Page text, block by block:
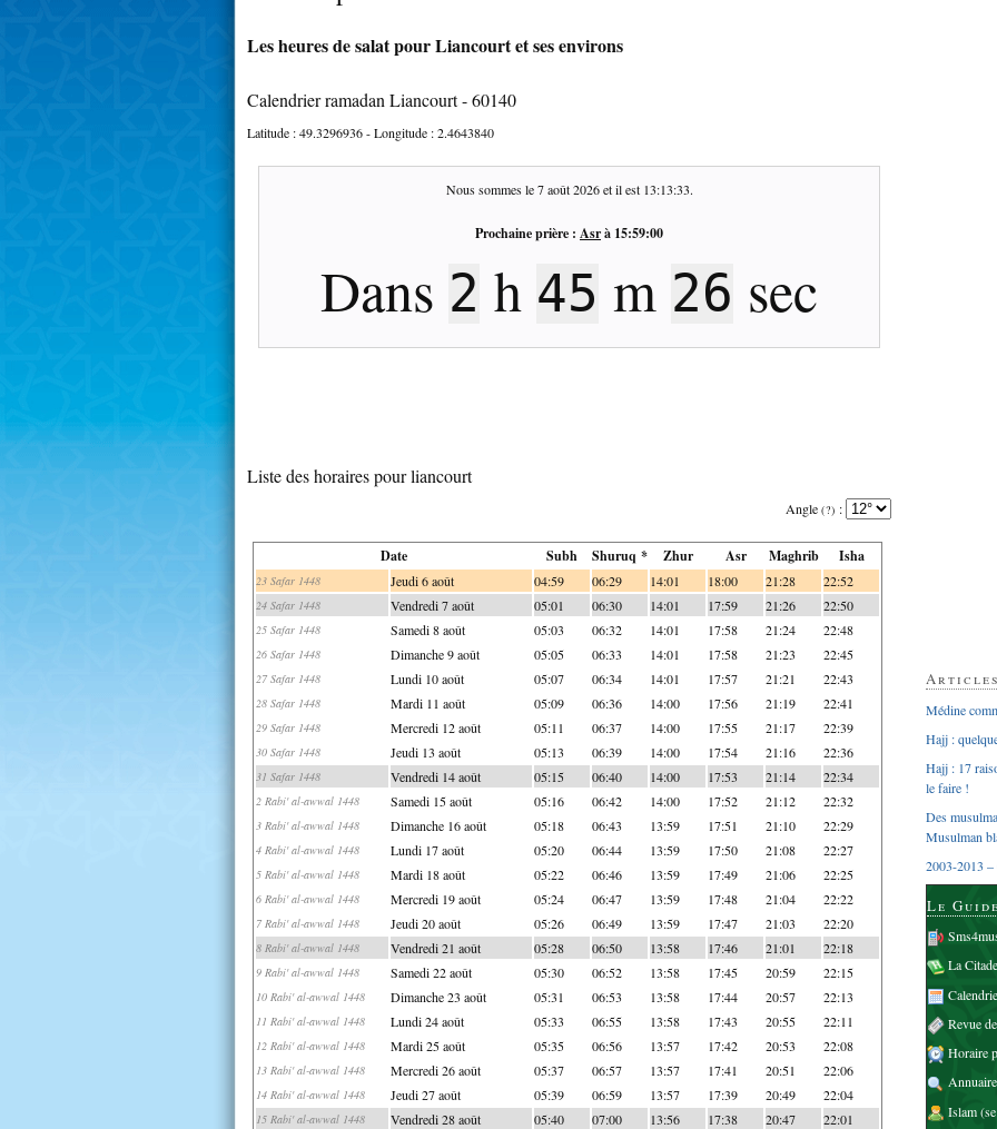
Les heures de salat pour Liancourt et ses environs
Calendrier ramadan Liancourt - 60140
Latitude :49.3296936- Longitude :2.4643840
Nous sommes le7 août 2026et il est 13:13:33.
Prochaine prière : Asrà 15:59:00
Dans 2 h 45 m 26 sec
Liste des horaires pour liancourt
Angle (?) :
Date Subh Shuruq * Zhur Asr Maghrib Isha
23 Safar 1448 Jeudi 6 août 04:59 06:29 14:01 18:00 21:28 22:52
24 Safar 1448 Vendredi 7 août 05:01 06:30 14:01 17:59 21:26 22:50
25 Safar 1448 Samedi 8 août 05:03 06:32 14:01 17:58 21:24 22:48
26 Safar 1448 Dimanche 9 août 05:05 06:33 14:01 17:58 21:23 22:45
27 Safar 1448 Lundi 10 août 05:07 06:34 14:01 17:57 21:21 22:43
28 Safar 1448 Mardi 11 août 05:09 06:36 14:00 17:56 21:19 22:41
29 Safar 1448 Mercredi 12 août 05:11 06:37 14:00 17:55 21:17 22:39
30 Safar 1448 Jeudi 13 août 05:13 06:39 14:00 17:54 21:16 22:36
31 Safar 1448 Vendredi 14 août 05:15 06:40 14:00 17:53 21:14 22:34
2 Rabi' al-awwal 1448 Samedi 15 août 05:16 06:42 14:00 17:52 21:12 22:32
3 Rabi' al-awwal 1448 Dimanche 16 août 05:18 06:43 13:59 17:51 21:10 22:29
4 Rabi' al-awwal 1448 Lundi 17 août 05:20 06:44 13:59 17:50 21:08 22:27
5 Rabi' al-awwal 1448 Mardi 18 août 05:22 06:46 13:59 17:49 21:06 22:25
6 Rabi' al-awwal 1448 Mercredi 19 août 05:24 06:47 13:59 17:48 21:04 22:22
7 Rabi' al-awwal 1448 Jeudi 20 août 05:26 06:49 13:59 17:47 21:03 22:20
8 Rabi' al-awwal 1448 Vendredi 21 août 05:28 06:50 13:58 17:46 21:01 22:18
9 Rabi' al-awwal 1448 Samedi 22 août 05:30 06:52 13:58 17:45 20:59 22:15
10 Rabi' al-awwal 1448 Dimanche 23 août 05:31 06:53 13:58 17:44 20:57 22:13
11 Rabi' al-awwal 1448 Lundi 24 août 05:33 06:55 13:58 17:43 20:55 22:11
12 Rabi' al-awwal 1448 Mardi 25 août 05:35 06:56 13:57 17:42 20:53 22:08
13 Rabi' al-awwal 1448 Mercredi 26 août 05:37 06:57 13:57 17:41 20:51 22:06
14 Rabi' al-awwal 1448 Jeudi 27 août 05:39 06:59 13:57 17:39 20:49 22:04
15 Rabi' al-awwal 1448 Vendredi 28 août 05:40 07:00 13:56 17:38 20:47 22:01
Médine
Hajj :
Hajj : 17
le faire !
Des
Musulman
2003-2013 –
Le
La
Revue
Horaire
Islam